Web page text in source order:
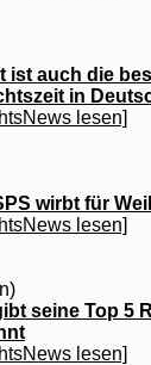
ist auch die
in
lesen]
wirbt für
lesen]
seine Top 5
lesen]